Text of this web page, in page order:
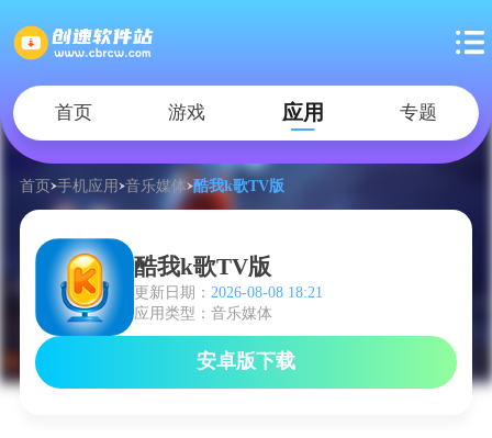
首页 游戏 应用 专题
首页 手机应用 音乐媒体 酷我k歌TV版
酷我k歌TV版
更新日期： 2026-08-08 18:21
应用类型：音乐媒体
安卓版下载